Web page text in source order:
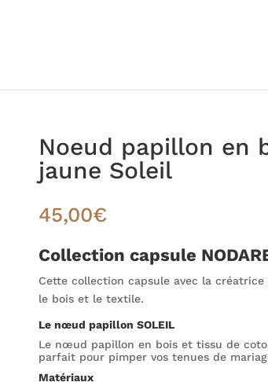
Noeud papillon en
jaune Soleil
45,00€
Collection capsule
Cette collection capsule avec la créatrice
le bois et le textile.
Le nœud papillon SOLEIL
Le nœud papillon en bois et tissu de
parfait pour pimper vos tenues de
Matériaux